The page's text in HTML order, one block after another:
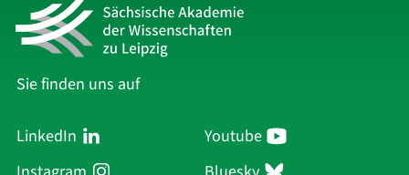
Sie finden uns auf
LinkedIn
Youtube